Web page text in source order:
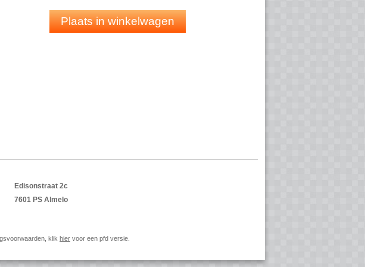
implementatie enSRAPS-cloudbeheer
behuizing (M53)
externe telefoonboeken
Plaats in winkelwagen
Edisonstraat 2c
7601 PS Almelo
klik hier voor een pfd versie.